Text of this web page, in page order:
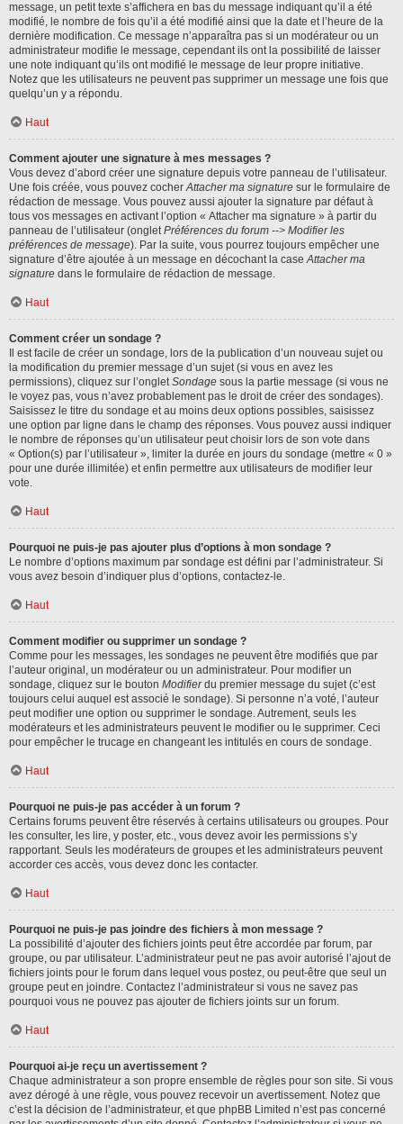
message, un petit texte s’affichera en bas du message indiquant qu’il a été
modifié, le nombre de fois qu’il a été modifié ainsi que la date et l’heure de la
dernière modification. Ce message n’apparaîtra pas si un modérateur ou un
administrateur modifie le message, cependant ils ont la possibilité de laisser
une note indiquant qu’ils ont modifié le message de leur propre initiative.
Notez que les utilisateurs ne peuvent pas supprimer un message une fois que
quelqu’un y a répondu.
Haut
Comment ajouter une signature à mes messages ?
Vous devez d’abord créer une signature depuis votre panneau de l’utilisateur.
Une fois créée, vous pouvez cocherAttacher ma signature sur le formulaire de
rédaction de message. Vous pouvez aussi ajouter la signature par défaut à
tous vos messages en activant l’option « Attacher ma signature » à partir du
panneau de l’utilisateur (ongletPréférences du forum --> Modifier les
préférences de message). Par la suite, vous pourrez toujours empêcher une
signature d’être ajoutée à un message en décochant la caseAttacher ma
signature dans le formulaire de rédaction de message.
Haut
Comment créer un sondage ?
Il est facile de créer un sondage, lors de la publication d’un nouveau sujet ou
la modification du premier message d’un sujet (si vous en avez les
permissions), cliquez sur l’ongletSondage sous la partie message (si vous ne
le voyez pas, vous n’avez probablement pas le droit de créer des sondages).
Saisissez le titre du sondage et au moins deux options possibles, saisissez
une option par ligne dans le champ des réponses. Vous pouvez aussi indiquer
le nombre de réponses qu’un utilisateur peut choisir lors de son vote dans
« Option(s) par l’utilisateur », limiter la durée en jours du sondage (mettre « 0 »
pour une durée illimitée) et enfin permettre aux utilisateurs de modifier leur
vote.
Haut
Pourquoi ne puis-je pas ajouter plus d’options à mon sondage ?
Le nombre d’options maximum par sondage est défini par l’administrateur. Si
vous avez besoin d’indiquer plus d’options, contactez-le.
Haut
Comment modifier ou supprimer un sondage ?
Comme pour les messages, les sondages ne peuvent être modifiés que par
l’auteur original, un modérateur ou un administrateur. Pour modifier un
sondage, cliquez sur le bouton Modifierdu premier message du sujet (c’est
toujours celui auquel est associé le sondage). Si personne n’a voté, l’auteur
peut modifier une option ou supprimer le sondage. Autrement, seuls les
modérateurs et les administrateurs peuvent le modifier ou le supprimer. Ceci
pour empêcher le trucage en changeant les intitulés en cours de sondage.
Haut
Pourquoi ne puis-je pas accéder à un forum ?
Certains forums peuvent être réservés à certains utilisateurs ou groupes. Pour
les consulter, les lire, y poster, etc., vous devez avoir les permissions s’y
rapportant. Seuls les modérateurs de groupes et les administrateurs peuvent
accorder ces accès, vous devez donc les contacter.
Haut
Pourquoi ne puis-je pas joindre des fichiers à mon message ?
La possibilité d’ajouter des fichiers joints peut être accordée par forum, par
groupe, ou par utilisateur. L’administrateur peut ne pas avoir autorisé l’ajout de
fichiers joints pour le forum dans lequel vous postez, ou peut-être que seul un
groupe peut en joindre. Contactez l’administrateur si vous ne savez pas
pourquoi vous ne pouvez pas ajouter de fichiers joints sur un forum.
Haut
Pourquoi ai-je reçu un avertissement ?
Chaque administrateur a son propre ensemble de règles pour son site. Si vous
avez dérogé à une règle, vous pouvez recevoir un avertissement. Notez que
c’est la décision de l’administrateur, et que phpBB Limited n’est pas concerné